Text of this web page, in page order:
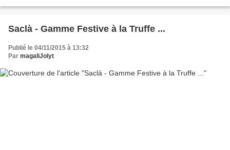
Saclà - Gamme Festive à la Truffe ...
Publié le 04/11/2015 à 13:32
Par magaliJolyt